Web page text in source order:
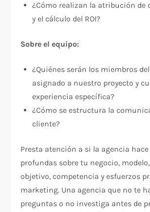
¿Cómo realizan la atribución de
y el cálculo del ROI?​
Sobre el equipo:
¿Quiénes serán los miembros
asignado a nuestro proyecto y
experiencia específica?​
¿Cómo se estructura la
cliente?​
Presta atención a si la agencia
profundas sobre tu negocio,
objetivo, competencia y esfuerzos
marketing. Una agencia que no te
preguntas o no investiga antes de